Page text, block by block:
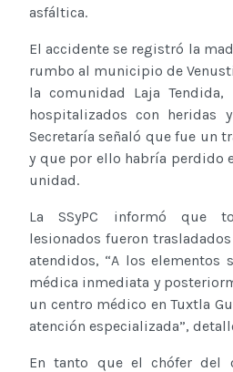
asfáltica.
El accidente se registró la
rumbo al municipio de
la comunidad Laja
hospitalizados con heridas
Secretaría señaló que fue un
y que por ello habría perdido
unidad.
La SSyPC informó que
lesionados fueron
atendidos, “A los elementos
médica inmediata y
un centro médico en Tuxtla
atención especializada”,
En tanto que el chófer del